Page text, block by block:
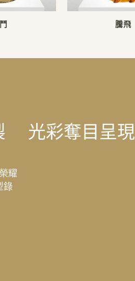
騰飛
光彩奪目呈現
耀
錄